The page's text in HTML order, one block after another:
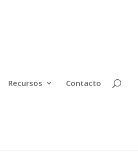
Recursos Contacto